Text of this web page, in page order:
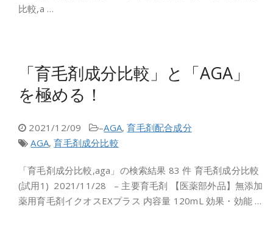
比較,a …
「育毛剤成分比較」と「AGA」
を極める！
2021/12/09 –AGA,育毛剤配合成分
AGA,育毛剤成分比較
「育毛剤成分比較,aga」の検索結果 83 件 育毛剤成分比較
(試用1) 2021/11/28 – 主要育毛剤 【医薬部外品】無添加
薬用育毛剤イクオスEXプラス 内容量 120mL 効果・効能 …